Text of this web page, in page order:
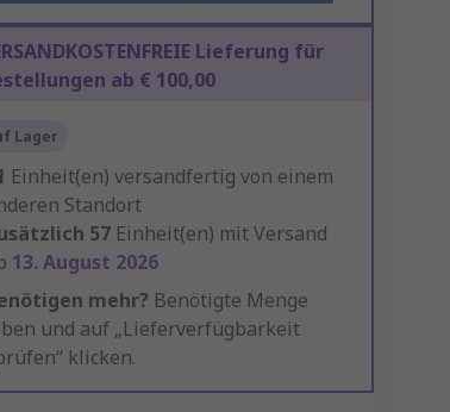
Lieferung für
ab € 100,00
Lager
Einheit(en) versandfertig von einem
Standort
57 Einheit(en) mit Versand
13. August 2026
mehr? Benötigte Menge
und auf „Lieferverfügbarkeit
klicken.